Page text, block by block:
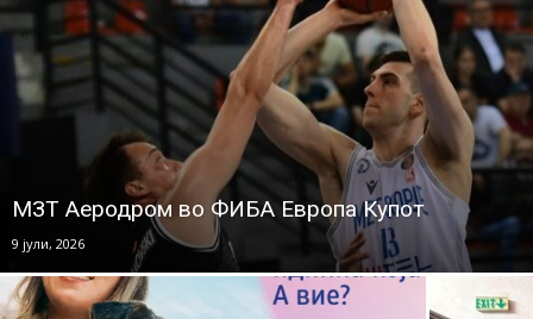
МЗТ Аеродром во ФИБА Европа Купот
9 јули, 2026